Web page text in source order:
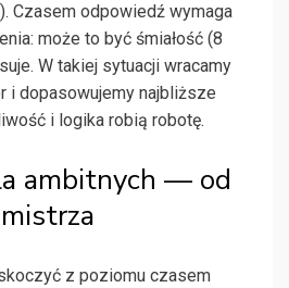
Czasem odpowiedź wymaga
może to być śmiałość (8
W takiej sytuacji wracamy
i dopasowujemy najbliższe
i logika robią robotę.
ambitnych — od
z poziomu czasem